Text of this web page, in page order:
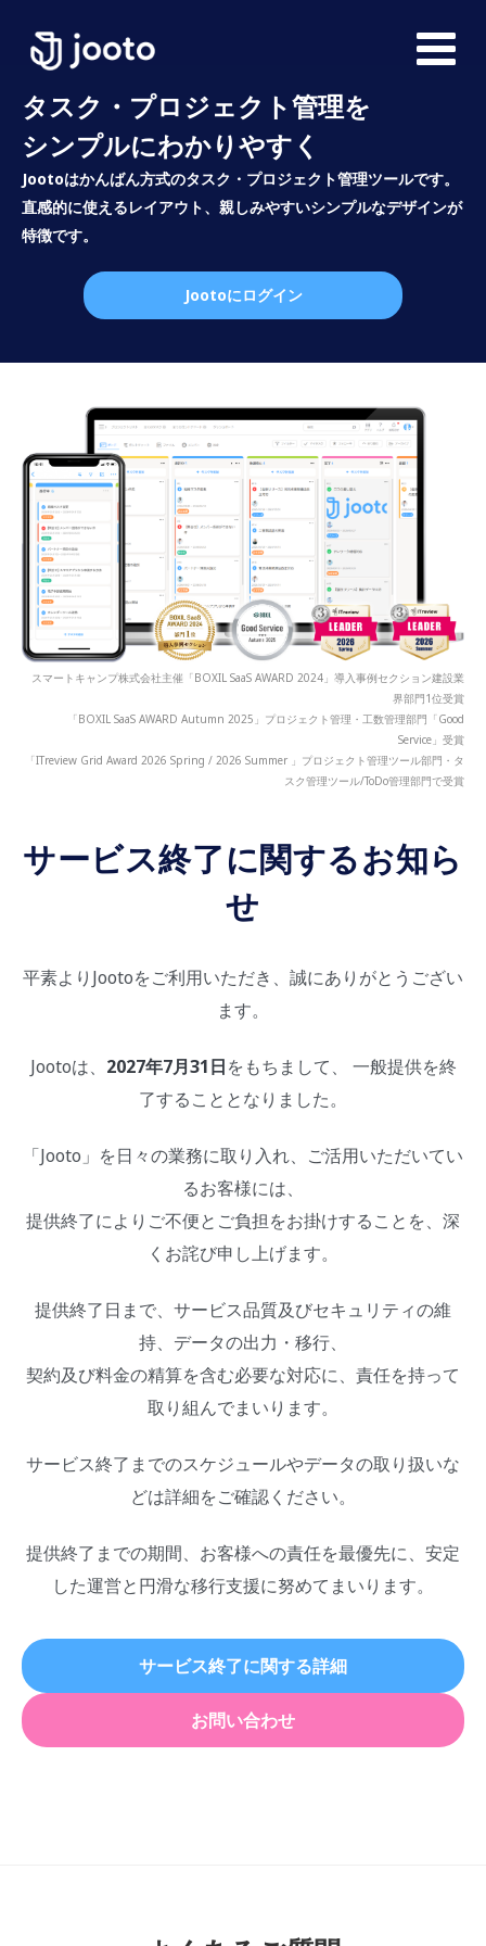
タスク・プロジェクト管理を
シンプルにわかりやすく
Jootoはかんばん方式のタスク・プロジェクト管理ツールです。
直感的に使えるレイアウト、親しみやすいシンプルなデザインが
特徴です。
Jootoにログイン
スマートキャンプ株式会社主催「BOXIL SaaS AWARD 2024」導入事例セクション建設業
界部門1位受賞
「BOXIL SaaS AWARD Autumn 2025」プロジェクト管理・工数管理部門「Good
Service」受賞
「ITreview Grid Award 2026 Spring / 2026 Summer 」プロジェクト管理ツール部門・タ
スク管理ツール/ToDo管理部門で受賞
サービス終了に関するお知ら
せ
平素よりJootoをご利用いただき、誠にありがとうござい
ます。
Jootoは、 2027年7月31日をもちまして、 一般提供を終
了することとなりました。
「Jooto」を日々の業務に取り入れ、ご活用いただいてい
るお客様には、
提供終了によりご不便とご負担をお掛けすることを、深
くお詫び申し上げます。
提供終了日まで、サービス品質及びセキュリティの維
持、データの出力・移行、
契約及び料金の精算を含む必要な対応に、責任を持って
取り組んでまいります。
サービス終了までのスケジュールやデータの取り扱いな
どは詳細をご確認ください。
提供終了までの期間、お客様への責任を最優先に、安定
した運営と円滑な移行支援に努めてまいります。
サービス終了に関する詳細
お問い合わせ